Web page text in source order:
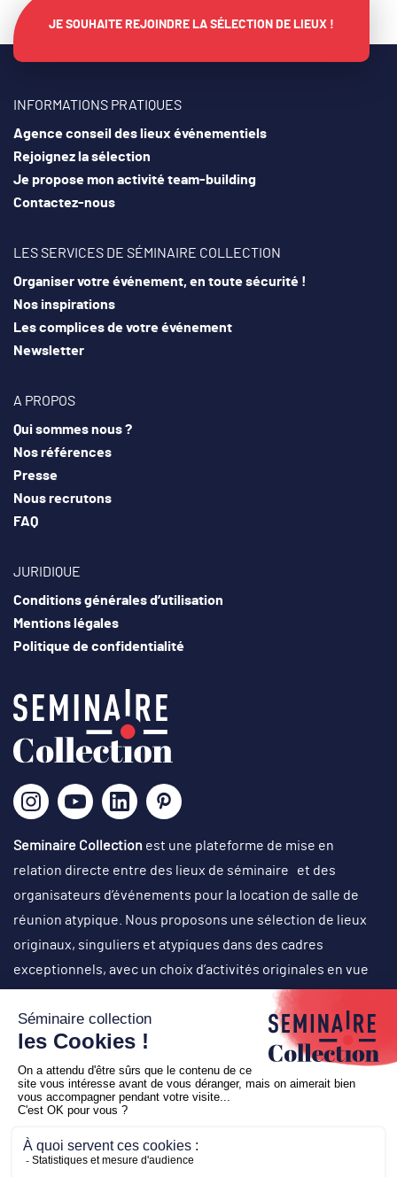
JE SOUHAITE REJOINDRE LA SÉLECTION DE LIEUX !
INFORMATIONS PRATIQUES
Agence conseil des lieux événementiels
Rejoignez la sélection
Je propose mon activité team-building
Contactez-nous
LES SERVICES DE SÉMINAIRE COLLECTION
Organiser votre événement, en toute sécurité !
Nos inspirations
Les complices de votre événement
Newsletter
A PROPOS
Qui sommes nous ?
Nos références
Presse
Nous recrutons
FAQ
JURIDIQUE
Conditions générales d’utilisation
Mentions légales
Politique de confidentialité
Seminaire Collection est une plateforme de mise en
relation directe entre des lieux de séminaire et des
organisateurs d’événements pour la location de salle de
réunion atypique. Nous proposons une sélection de lieux
originaux, singuliers et atypiques dans des cadres
exceptionnels, avec un choix d’activités originales en vue
d’organisation de réunions de travail, journées de cohésion,
off-site, comité de direction, conventions, team-building,
soirées événementielles (lancement de produit, cocktail
d’inauguration…), voyages de récompense, etc.
Copyright © 2026Seminaire Collection